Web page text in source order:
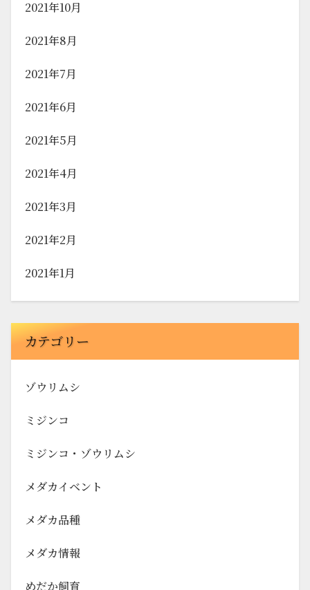
2021年10月
2021年8月
2021年7月
2021年6月
2021年5月
2021年4月
2021年3月
2021年2月
2021年1月
カテゴリー
ゾウリムシ
ミジンコ
ミジンコ・ゾウリムシ
メダカイベント
メダカ品種
メダカ情報
めだか飼育